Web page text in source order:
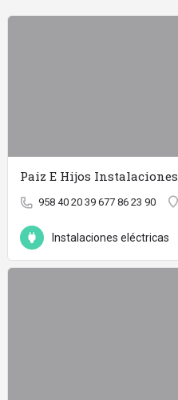
Paiz E Hijos Instalaciones
958 40 20 39 677 86 23 90
Instalaciones eléctricas